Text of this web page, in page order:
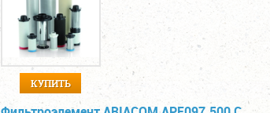
КУПИТЬ